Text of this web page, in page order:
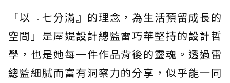
「以『七分滿』的理念，為生活預留成長的
空間」是屋媞設計總監雷巧華堅持的設計哲
學，也是她每一件作品背後的靈魂。透過雷
總監細膩而富有洞察力的分享，似乎能一同